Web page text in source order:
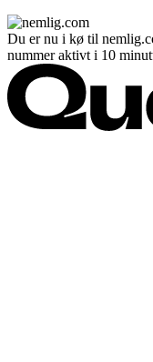
Du er nu i kø til
nummer aktivt i 10